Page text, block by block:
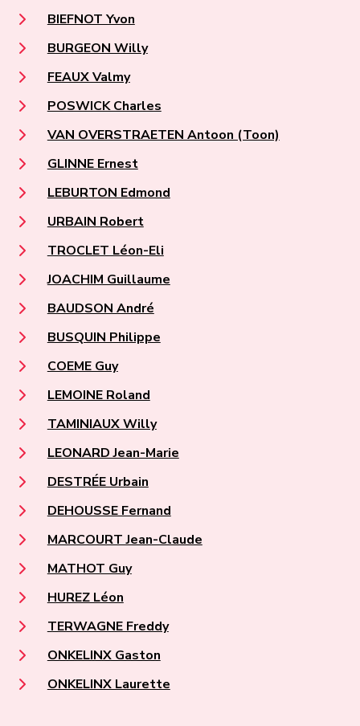
BIEFNOT Yvon
BURGEON Willy
FEAUX Valmy
POSWICK Charles
VAN OVERSTRAETEN Antoon (Toon)
GLINNE Ernest
LEBURTON Edmond
URBAIN Robert
TROCLET Léon-Eli
JOACHIM Guillaume
BAUDSON André
BUSQUIN Philippe
COEME Guy
LEMOINE Roland
TAMINIAUX Willy
LEONARD Jean-Marie
DESTRÉE Urbain
DEHOUSSE Fernand
MARCOURT Jean-Claude
MATHOT Guy
HUREZ Léon
TERWAGNE Freddy
ONKELINX Gaston
ONKELINX Laurette